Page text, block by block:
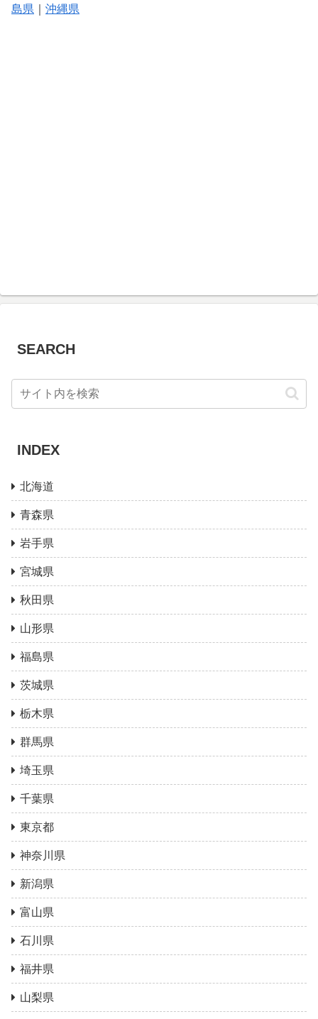
島県 沖縄県
SEARCH
INDEX
北海道
青森県
岩手県
宮城県
秋田県
山形県
福島県
茨城県
栃木県
群馬県
埼玉県
千葉県
東京都
神奈川県
新潟県
富山県
石川県
福井県
山梨県